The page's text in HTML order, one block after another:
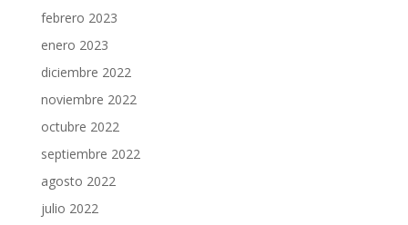
febrero 2023
enero 2023
diciembre 2022
noviembre 2022
octubre 2022
septiembre 2022
agosto 2022
julio 2022